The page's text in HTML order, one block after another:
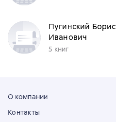
Пугинский Борис
Иванович
5 книг
О компании
Контакты